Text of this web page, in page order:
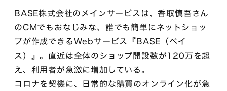
BASE株式会社のメインサービスは、香取慎吾さん
のCMでもおなじみな、誰でも簡単にネットショッ
プが作成できるWebサービス『BASE（ベイ
ス）』。直近は全体のショップ開設数が120万を超
え、利用者が急激に増加している。
コロナを契機に、日常的な購買のオンライン化が急